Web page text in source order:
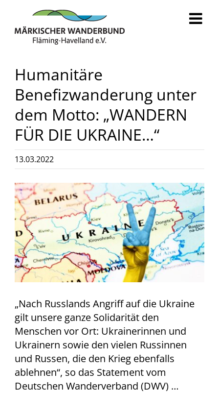
springen
Humanitäre
Benefizwanderung unter
dem Motto: „WANDERN
FÜR DIE UKRAINE…“
13.03.2022
Zeige
grösseres
Bild
„Nach Russlands Angriff auf die Ukraine
gilt unsere ganze Solidarität den
Menschen vor Ort: Ukrainerinnen und
Ukrainern sowie den vielen Russinnen
und Russen, die den Krieg ebenfalls
ablehnen“, so das Statement vom
Deutschen Wanderverband (DWV) …